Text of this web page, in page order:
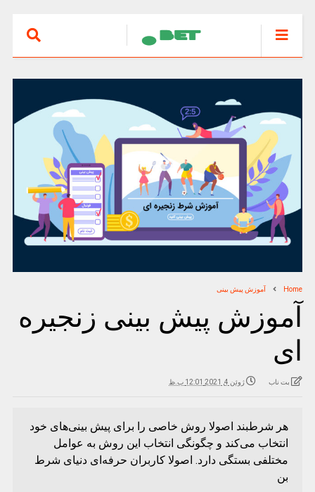
Home آموزش پیش بینی
آموزش پیش بینی زنجیره
ای
بت ناب ژوئن 4, 2021 12:01 ب.ظ
هر شرطبند اصولا روش خاصی را برای پیش بینی‌های خود
انتخاب می‌کند و چگونگی انتخاب این روش به عوامل
مختلفی بستگی دارد. اصولا کاربران حرفه‌ای دنیای شرط
بن